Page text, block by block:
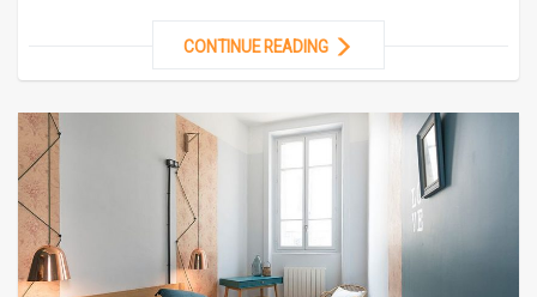
CONTINUE READING